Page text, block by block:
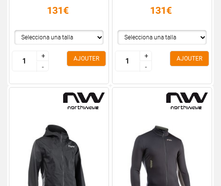
131€
+
-
+
-
AJOUTER
131€
+
-
+
-
AJOUTER